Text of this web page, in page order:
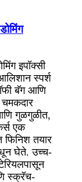
इपॉक्सी
स्पर्श
बॅग आणि
चमकदार
गुळगुळीत,
एक
फिनिश तयार
घेते. उच्च-
स्क्रॅच-